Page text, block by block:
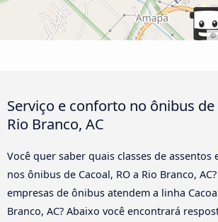
©
Serviço e conforto no ônibus de
Rio Branco, AC
Você quer saber quais classes de assentos
nos ônibus de Cacoal, RO a Rio Branco,
empresas de ônibus atendem a linha
Branco, AC? Abaixo você encontrará